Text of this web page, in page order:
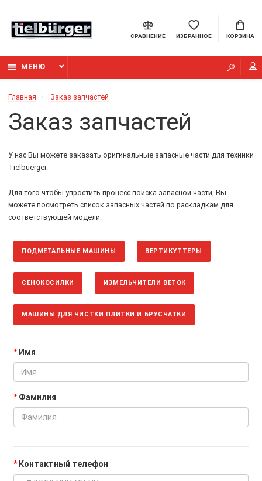
СРАВНЕНИЕ ИЗБРАННОЕ КОРЗИНА
МЕНЮ
Главная Заказ запчастей
Заказ запчастей
У нас Вы можете заказать оригинальные запасные части для техники
Tielbuerger.
Для того чтобы упростить процесс поиска запасной части, Вы
можете посмотреть список запасных частей по раскладкам для
соответствующей модели:
ПОДМЕТАЛЬНЫЕ МАШИНЫ ВЕРТИКУТТЕРЫ
СЕНОКОСИЛКИ ИЗМЕЛЬЧИТЕЛИ ВЕТОК
МАШИНЫ ДЛЯ ЧИСТКИ ПЛИТКИ И БРУСЧАТКИ
Имя
Фамилия
Контактный телефон